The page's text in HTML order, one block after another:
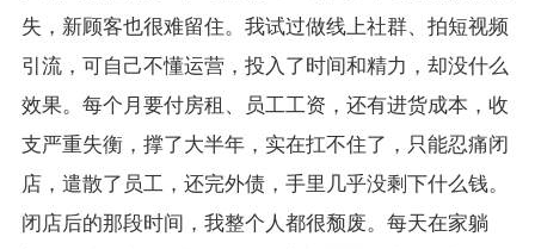
失，新顾客也很难留住。我试过做线上社群、拍短视频
引流，可自己不懂运营，投入了时间和精力，却没什么
效果。每个月要付房租、员工工资，还有进货成本，收
支严重失衡，撑了大半年，实在扛不住了，只能忍痛闭
店，遣散了员工，还完外债，手里几乎没剩下什么钱。
闭店后的那段时间，我整个人都很颓废。每天在家躺